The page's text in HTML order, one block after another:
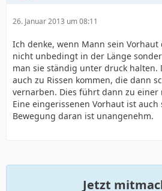
26. Januar 2013 um 08:11
Ich denke, wenn Mann sein
nicht unbedingt in der Länge
man sie ständig unter druck halten.
auch zu Rissen kommen, die dann
vernarben. Dies führt dann zu einer
Eine eingerissenen Vorhaut ist auch
Bewegung daran ist unangenehm.
Jetzt